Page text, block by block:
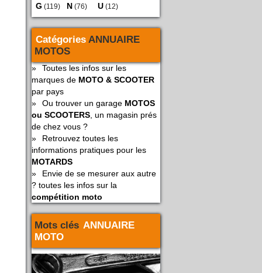
G (119) N (76) U (12)
Catégories ANNUAIRE
MOTOS
»
Toutes les infos sur les
marques de MOTO & SCOOTER
par pays
»
Ou trouver un garage MOTOS
ou SCOOTERS , un magasin prés
de chez vous ?
»
Retrouvez toutes les
informations pratiques pour les
MOTARDS
»
Envie de se mesurer aux autre
? toutes les infos sur la
compétition moto
Mots clés ANNUAIRE
MOTO